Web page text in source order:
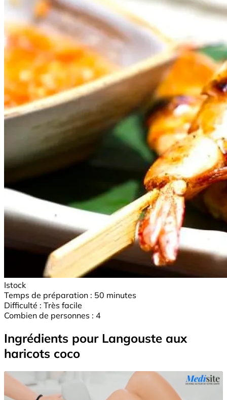
Istock
Temps de préparation : 50 minutes
Difficulté : Très facile
Combien de personnes : 4
Ingrédients pour Langouste aux
haricots coco